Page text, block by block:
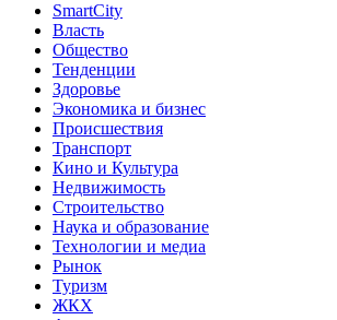
SmartCity
Власть
Общество
Тенденции
Здоровье
Экономика и бизнес
Происшествия
Транспорт
Кино и Культура
Недвижимость
Строительство
Наука и образование
Технологии и медиа
Рынок
Туризм
ЖКХ